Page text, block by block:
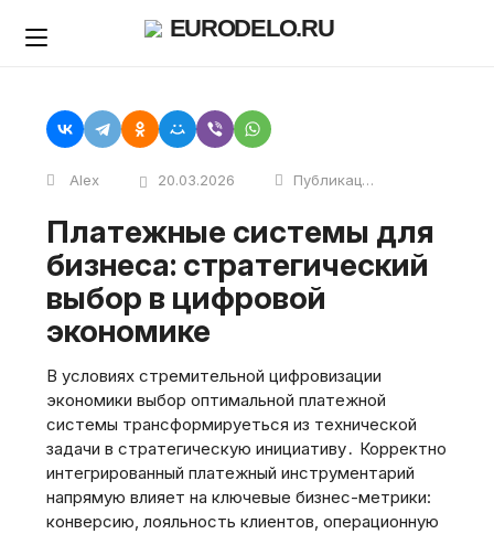
EURODELO.RU
Alex 20.03.2026 Публикации
Платежные системы для
бизнеса: стратегический
выбор в цифровой
экономике
В условиях стремительной цифровизации
экономики выбор оптимальной платежной
системы трансформируеться из технической
задачи в стратегическую инициативу․ Корректно
интегрированный платежный инструментарий
напрямую влияет на ключевые бизнес-метрики:
конверсию, лояльность клиентов, операционную